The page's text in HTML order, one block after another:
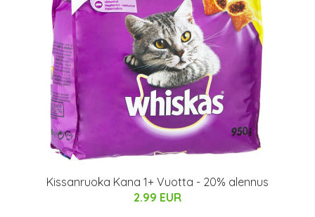
Kissanruoka Kana 1+ Vuotta - 20% alennus
2.99 EUR